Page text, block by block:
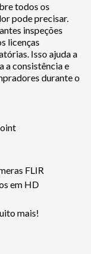
todos os
pode precisar.
inspeções
licenças
Isso ajuda a
a consistência e
durante o
FLIR
em HD
mais!